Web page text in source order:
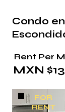
Condo
Rent Per
MXN
FOR
RENT